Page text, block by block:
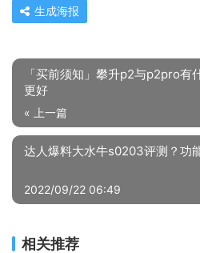
生成海报
「买前须知」攀升p2与p2pro有
更好
« 上一篇
达人爆料大水牛s0203评测？功
2022/09/22 06:49
相关推荐